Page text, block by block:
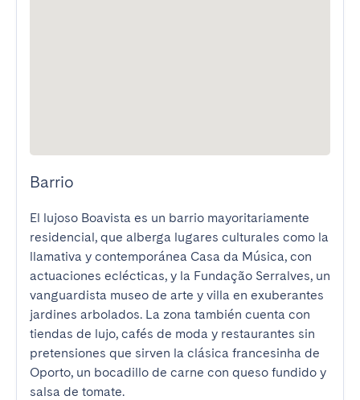
Barrio
El lujoso Boavista es un barrio mayoritariamente
residencial, que alberga lugares culturales como la
llamativa y contemporánea Casa da Música, con
actuaciones eclécticas, y la Fundação Serralves, un
vanguardista museo de arte y villa en exuberantes
jardines arbolados. La zona también cuenta con
tiendas de lujo, cafés de moda y restaurantes sin
pretensiones que sirven la clásica francesinha de
Oporto, un bocadillo de carne con queso fundido y
salsa de tomate.